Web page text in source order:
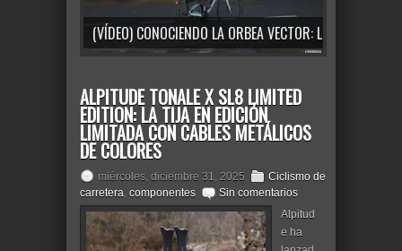
ALPITUDE TONALE X SL8 LIMITED
EDITION: LA TIJA EN EDICIÓN
LIMITADA CON CABLES METÁLICOS
DE COLORES
miércoles, diciembre 31, 2025
Ciclismo de
carretera, componentes
Sin comentarios
Alpitud
e ha